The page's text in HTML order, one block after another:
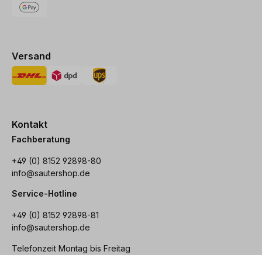
Versand
Kontakt
Fachberatung
+49 (0) 8152 92898-80
info@sautershop.de
Service-Hotline
+49 (0) 8152 92898-81
info@sautershop.de
Telefonzeit Montag bis Freitag